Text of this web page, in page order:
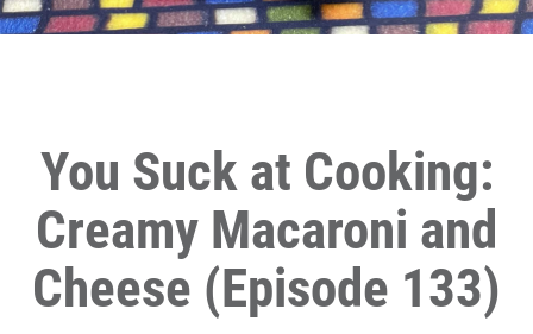
You Suck at Cooking:
Creamy Macaroni and
Cheese (Episode 133)